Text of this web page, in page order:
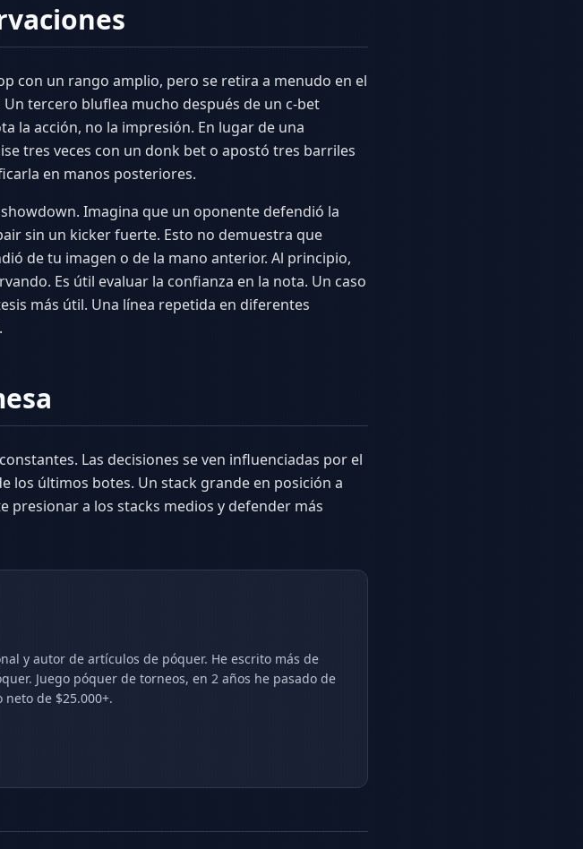
con un rango amplio, pero se retira a menudo en el
tercero bluflea mucho después de un c-bet
la acción, no la impresión. En lugar de una
tres veces con un donk bet o apostó tres barriles
en manos posteriores.
Imagina que un oponente defendió la
sin un kicker fuerte. Esto no demuestra que
de tu imagen o de la mano anterior. Al principio,
Es útil evaluar la confianza en la nota. Un caso
más útil. Una línea repetida en diferentes
Las decisiones se ven influenciadas por el
los últimos botes. Un stack grande en posición a
presionar a los stacks medios y defender más
y autor de artículos de póquer. He escrito más de
Juego póquer de torneos, en 2 años he pasado de
de $25.000+.